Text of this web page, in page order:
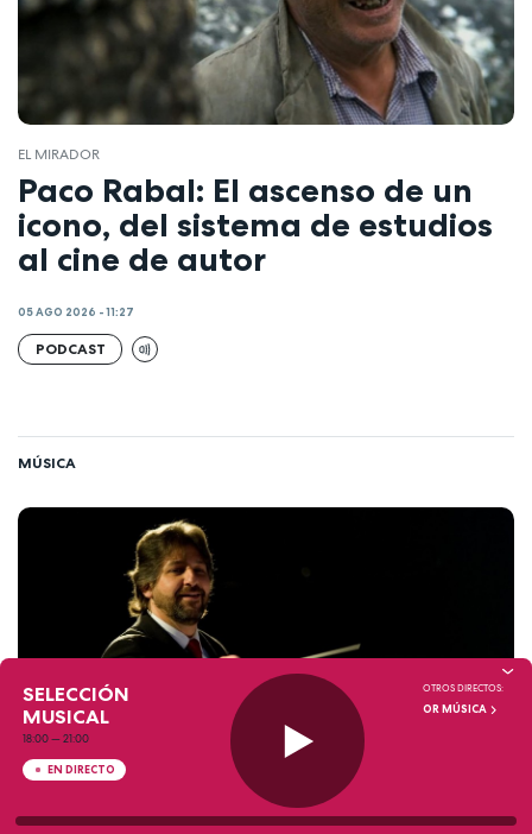
EL MIRADOR
Paco Rabal: El ascenso de un
icono, del sistema de estudios
al cine de autor
05 AGO 2026 - 11:27
PODCAST
MÚSICA
A BOMBO Y PLATILLO
SELECCIÓN
MUSICAL
18:00—21:00
EN DIRECTO
OTROS DIRECTOS:
OR MÚSICA